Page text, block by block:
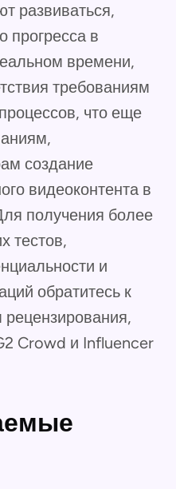
развиваться,
прогресса в
времени,
требованиям
что еще
создание
видеоконтента в
получения более
тестов,
и
обратитесь к
Crowd и Influencer